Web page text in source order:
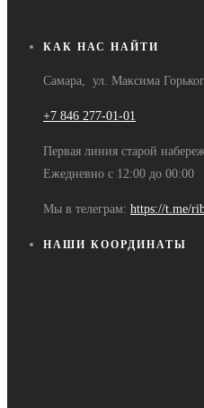
КАК НАС НАЙТИ
Самара, ул. Максима
+7 846 277-01-01
Первая линия старой
Ежедневно с 12:00 до 00:00
Мы в телеграм: https://t.me/
НАШИ КООРДИНАТЫ